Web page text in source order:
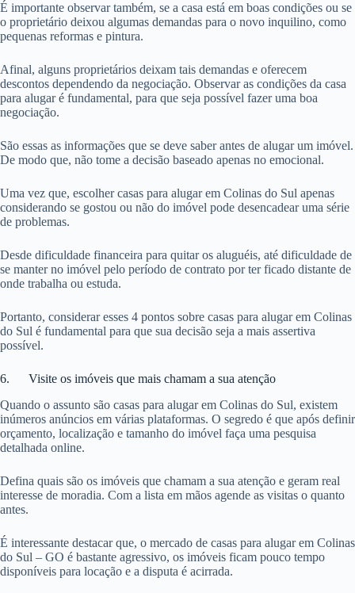
É importante observar também, se a casa está em boas condições ou se
o proprietário deixou algumas demandas para o novo inquilino, como
pequenas reformas e pintura.
Afinal, alguns proprietários deixam tais demandas e oferecem
descontos dependendo da negociação. Observar as condições da casa
para alugar é fundamental, para que seja possível fazer uma boa
negociação.
São essas as informações que se deve saber antes de alugar um imóvel.
De modo que, não tome a decisão baseado apenas no emocional.
Uma vez que, escolher casas para alugar em Colinas do Sul apenas
considerando se gostou ou não do imóvel pode desencadear uma série
de problemas.
Desde dificuldade financeira para quitar os aluguéis, até dificuldade de
se manter no imóvel pelo período de contrato por ter ficado distante de
onde trabalha ou estuda.
Portanto, considerar esses 4 pontos sobre casas para alugar em Colinas
do Sul é fundamental para que sua decisão seja a mais assertiva
possível.
6. Visite os imóveis que mais chamam a sua atenção
Quando o assunto são casas para alugar em Colinas do Sul, existem
inúmeros anúncios em várias plataformas. O segredo é que após definir
orçamento, localização e tamanho do imóvel faça uma pesquisa
detalhada online.
Defina quais são os imóveis que chamam a sua atenção e geram real
interesse de moradia. Com a lista em mãos agende as visitas o quanto
antes.
É interessante destacar que, o mercado de casas para alugar em Colinas
do Sul – GO é bastante agressivo, os imóveis ficam pouco tempo
disponíveis para locação e a disputa é acirrada.